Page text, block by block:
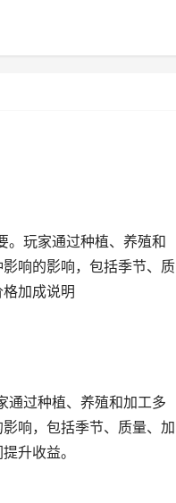
。玩家通过种植、养殖和
响的影响，包括季节、质
加成说明
通过种植、养殖和加工多
响，包括季节、质量、加
升收益。